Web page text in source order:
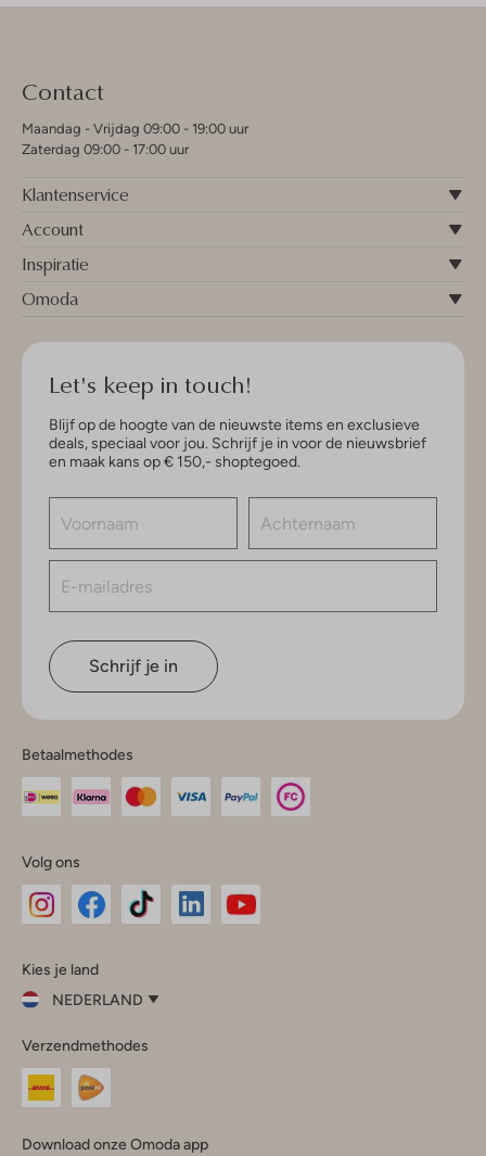
Contact
Maandag - Vrijdag 09:00 - 19:00 uur
Zaterdag 09:00 - 17:00 uur
Klantenservice
Account
Inspiratie
Omoda
Let's keep in touch!
Blijf op de hoogte van de nieuwste items en exclusieve
deals, speciaal voor jou. Schrijf je in voor de nieuwsbrief
en maak kans op € 150,- shoptegoed.
Schrijf je in
Betaalmethodes
Volg ons
InstagramFacebook
Kies je land
NEDERLAND
je
land
Nederland
Verzendmethodes
Download onze Omoda app